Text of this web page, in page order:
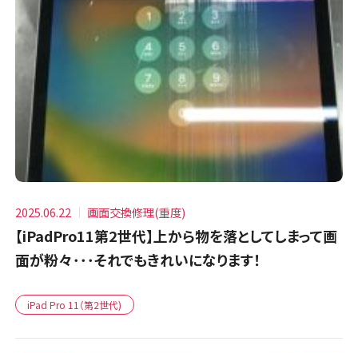
2025.06.22 画面交換修理(重度)
【iPadPro11第2世代】上から物を落としてしまって画
面が粉々･･･それでもきれいになります！
iPad Pro 11（第2世代)